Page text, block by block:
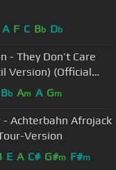
A F C Bb Db
- They Don’t Care
Version) (Official
Bb Am A Gm
- Achterbahn Afrojack
Version
E A C# G#m F#m